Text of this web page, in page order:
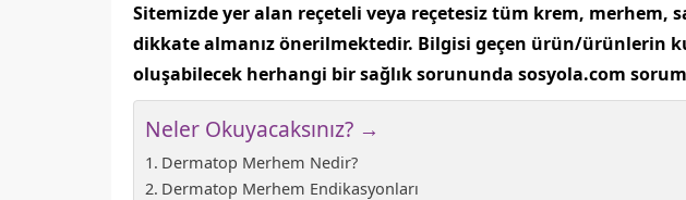
Sitemizde yer alan reçeteli veya reçetesiz tüm krem,
dikkate almanız önerilmektedir. Bilgisi geçen ürün/ürünlerin
oluşabilecek herhangi bir sağlık sorununda sosyola.com
Neler Okuyacaksınız? →
Dermatop Merhem Nedir?
Dermatop Merhem Endikasyonları